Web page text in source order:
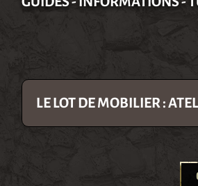
LE LOT DE MOBILIER :